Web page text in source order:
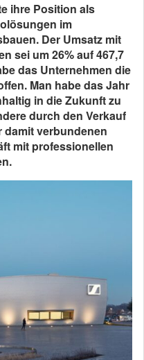
ihre Position als
im
Der Umsatz mit
sei um 26% auf 467,7
das Unternehmen die
Man habe das Jahr
in die Zukunft zu
durch den Verkauf
damit verbundenen
mit professionellen